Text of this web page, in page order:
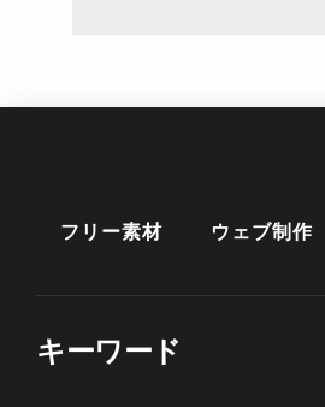
フリー素材 ウェブ制作
キーワード